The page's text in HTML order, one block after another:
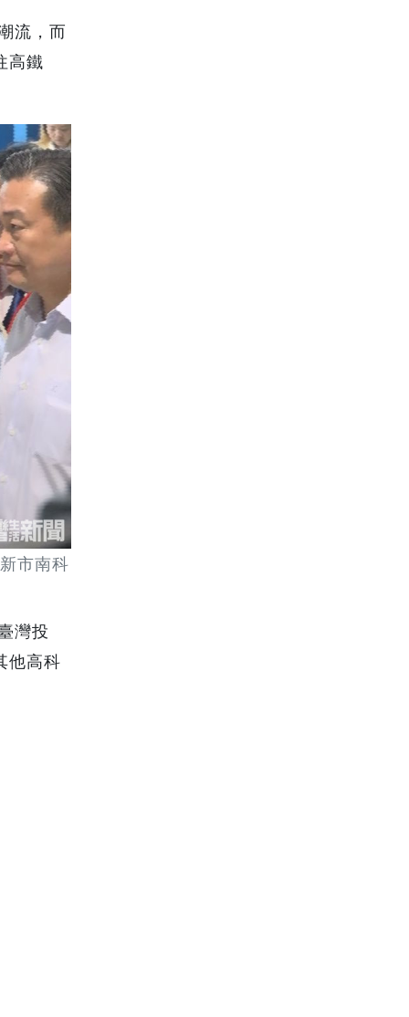
流， 而
高鐵
新市南科
灣投
他高科